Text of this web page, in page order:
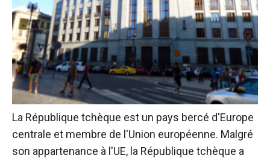
La République tchèque est un pays bercé d'Europe
centrale et membre de l'Union européenne. Malgré
son appartenance à l'UE, la République tchèque a